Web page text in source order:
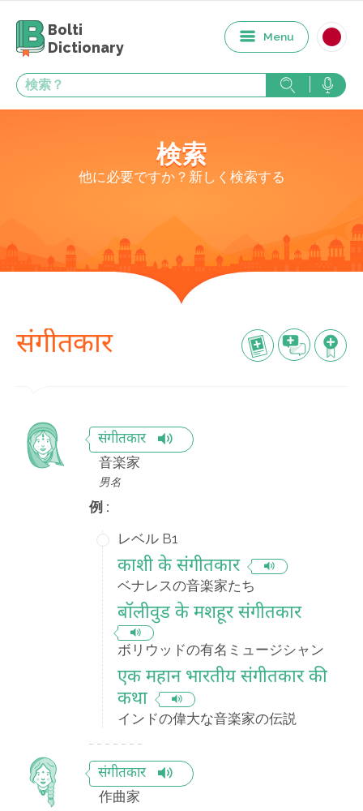
Bolti
Dictionary
Menu
検索
他に必要ですか？新しく検索する
संगीतकार
संगीतकार
音楽家
男名
例 :
レベル B1
काशी के संगीतकार
ベナレスの音楽家たち
बॉलीवुड के मशहूर संगीतकार
ボリウッドの有名ミュージシャン
एक महान भारतीय संगीतकार की
कथा
インドの偉大な音楽家の伝説
संगीतकार
作曲家